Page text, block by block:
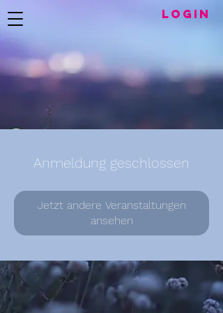
LogIN
Anmeldung geschlossen
Jetzt andere Veranstaltungen
ansehen